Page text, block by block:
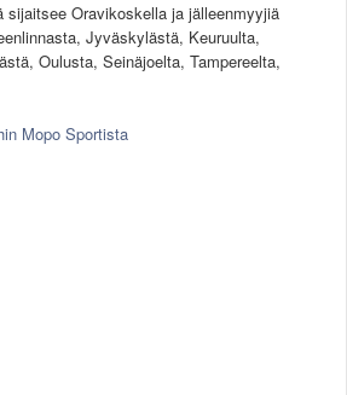
sijaitsee Oravikoskella ja jälleenmyyjiä
Jyväskylästä, Keuruulta,
Oulusta, Seinäjoelta, Tampereelta,
Mopo Sportista